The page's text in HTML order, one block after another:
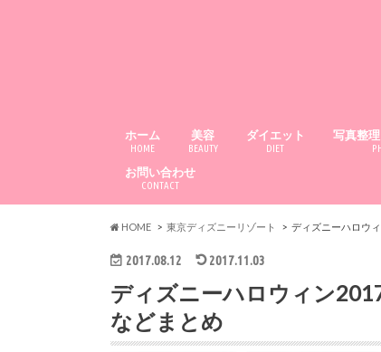
ホーム
HOME
美容
BEAUTY
ダイエット
DIET
写真整
お問い合わせ
CONTACT
HOME 東京ディズニーリゾート ディズニーハロウ
2017.08.12 2017.11.03
ディズニーハロウィン
などまとめ